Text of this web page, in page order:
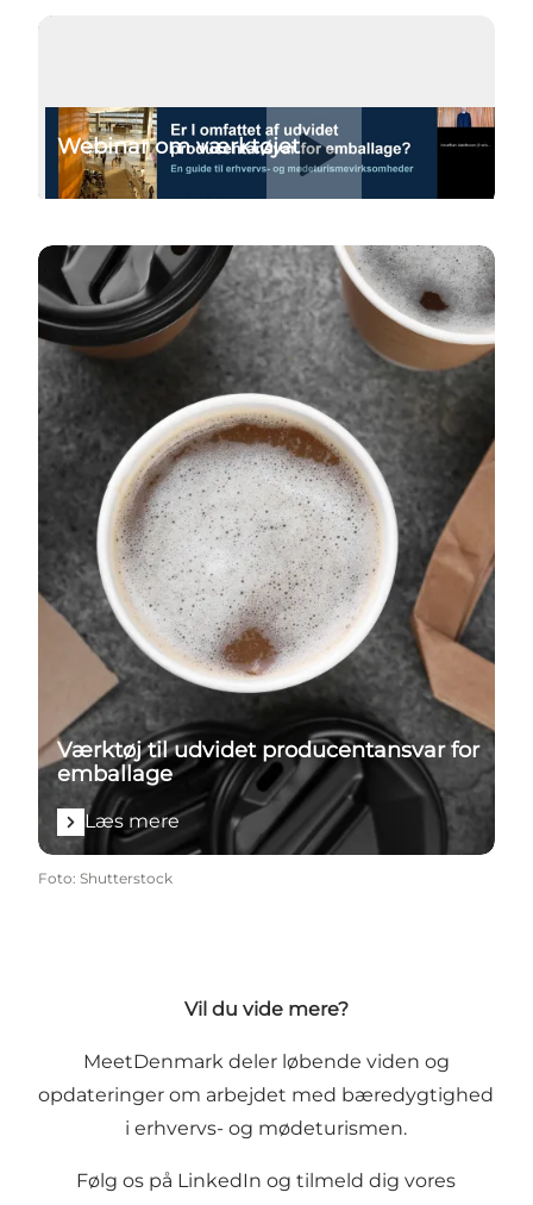
Webinar om værktøjet
Læs mere
Værktøj til udvidet producentansvar for
emballage
Læs mere
Foto: Shutterstock
Vil du vide mere?
MeetDenmark deler løbende viden og
opdateringer om arbejdet med bæredygtighed
i erhvervs- og mødeturismen.
Følg os på LinkedIn ogtilmeld dig vores